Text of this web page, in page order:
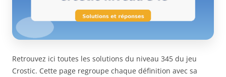
Retrouvez ici toutes les solutions du niveau 345 du jeu
Crostic. Cette page regroupe chaque définition avec sa